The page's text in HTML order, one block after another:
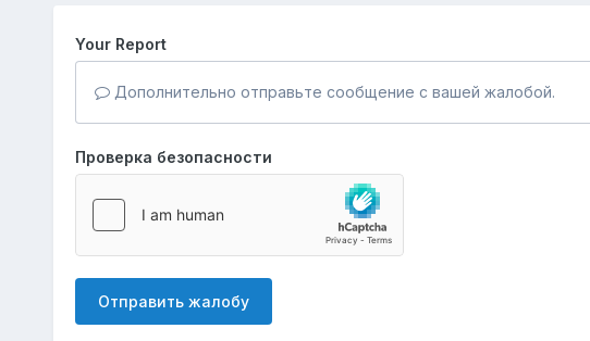
Your Report
Дополнительно отправьте сообщение с вашей жалобой.
Проверка безопасности
Отправить жалобу